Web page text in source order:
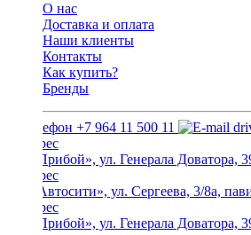
О нас
Доставка и оплата
Наши клиенты
Контакты
Как купить?
Бренды
+7 964 11 500 11
ТЦ «Прибой», ул. Генерала Доватора,
ТЦ «Автосити», ул. Сергеева, 3/8а,
ТЦ «Прибой», ул. Генерала Доватора,